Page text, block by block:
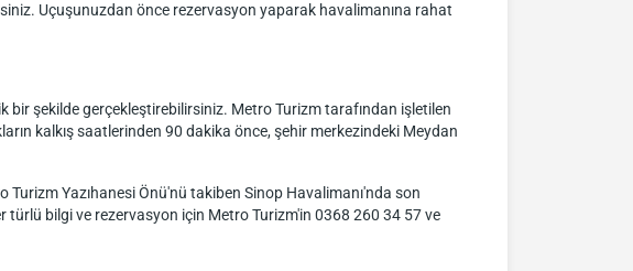
Uçuşunuzdan önce rezervasyon yaparak havalimanına rahat
bir şekilde gerçekleştirebilirsiniz. Metro Turizm tarafından işletilen
kalkış saatlerinden 90 dakika önce, şehir merkezindeki Meydan
Yazıhanesi Önü'nü takiben Sinop Havalimanı'nda son
türlü bilgi ve rezervasyon için Metro Turizm'in 0368 260 34 57 ve